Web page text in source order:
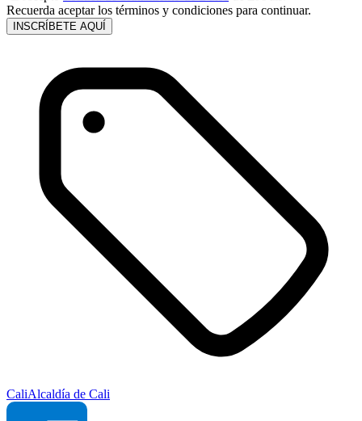
Recuerda aceptar los términos y condiciones para continuar.
INSCRÍBETE AQUÍ
CaliAlcaldía de Cali